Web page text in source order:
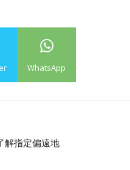
WhatsApp
解指定偏遠地